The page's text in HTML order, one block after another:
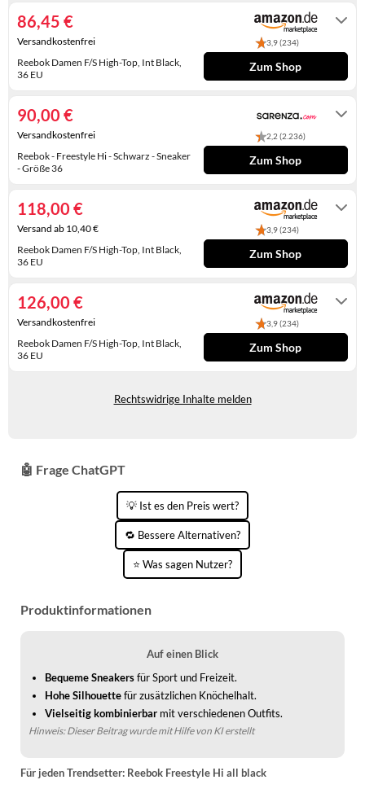
KINDERSCHUHE
LAUFSCHUHE
PANTOLETTEN
SCHUHZUBEHÖR
STIEFELETTEN
TREKKINGSANDALEN
STRANDTASCHEN
TASCHEN-ZUBEHÖR
Reebok Damen F/S High-Top, Int Black,
36 EU
3,9 (234)
86,45 €
Versandkostenfrei
Zum Shop
Reebok - Freestyle Hi - Schwarz - Sneaker
- Größe 36
2,2 (2.236)
90,00 €
Versandkostenfrei
Zum Shop
Reebok Damen F/S High-Top, Int Black,
36 EU
3,9 (234)
118,00 €
Versand ab 10,40 €
Zum Shop
Reebok Damen F/S High-Top, Int Black,
36 EU
3,9 (234)
126,00 €
Versandkostenfrei
Zum Shop
Rechtswidrige Inhalte melden
🤖 Frage ChatGPT
💡 Ist es den Preis wert?
🔁 Bessere Alternativen?
⭐ Was sagen Nutzer?
Produktinformationen
Auf einen Blick
Bequeme Sneakersfür Sport und Freizeit.
Hohe Silhouettefür zusätzlichen Knöchelhalt.
Vielseitig kombinierbar mit verschiedenen Outfits.
Hinweis: Dieser Beitrag wurde mit Hilfe von KI erstellt
Für jeden Trendsetter: Reebok Freestyle Hi all black